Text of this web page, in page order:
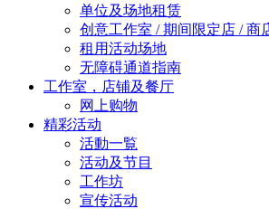
单位及场地租赁
创意工作室 / 期间限定店 / 商
租用活动场地
无障碍通道指南
工作室，店铺及餐厅
网上购物
精彩活动
活動一覧
活动及节目
工作坊
宣传活动